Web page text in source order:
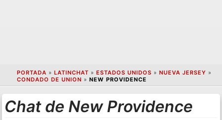
PORTADA » LATINCHAT » ESTADOS UNIDOS » NUEVA JERSEY »
CONDADO DE UNION » NEW PROVIDENCE
Chat de New Providence